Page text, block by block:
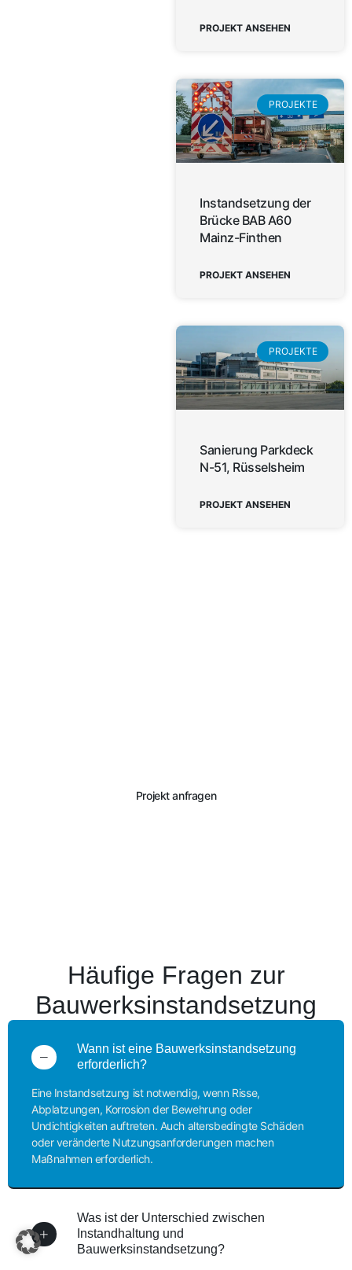
PROJEKT ANSEHEN
PROJEKTE
Instandsetzung der
Brücke BAB A60
Mainz-Finthen
PROJEKT ANSEHEN
PROJEKTE
Sanierung Parkdeck
N-51, Rüsselsheim
PROJEKT ANSEHEN
Projekt anfragen
Häufige Fragen zur
Bauwerks­instandsetzung
Wann ist eine Bauwerksinstandsetzung
erforderlich?
Eine Instandsetzung ist notwendig, wenn Risse,
Abplatzungen, Korrosion der Bewehrung oder
Undichtigkeiten auftreten. Auch altersbedingte Schäden
oder veränderte Nutzungsanforderungen machen
Maßnahmen erforderlich.
Was ist der Unterschied zwischen
Instandhaltung und
Bauwerksinstandsetzung?